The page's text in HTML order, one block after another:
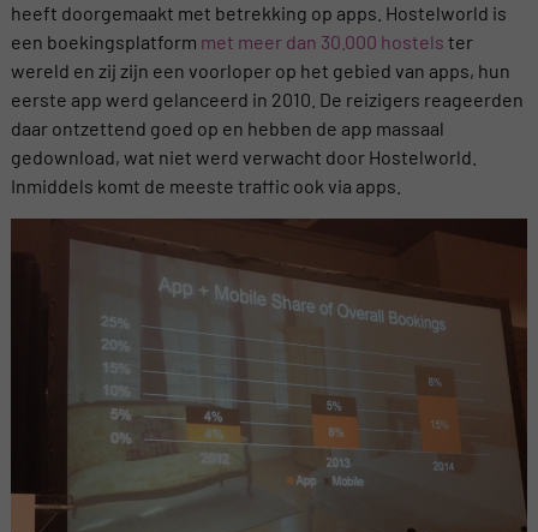
heeft doorgemaakt met betrekking op apps. Hostelworld is
een boekingsplatform met meer dan 30.000 hostels ter
wereld en zij zijn een voorloper op het gebied van apps, hun
eerste app werd gelanceerd in 2010. De reizigers reageerden
daar ontzettend goed op en hebben de app massaal
gedownload, wat niet werd verwacht door Hostelworld.
Inmiddels komt de meeste traffic ook via apps.